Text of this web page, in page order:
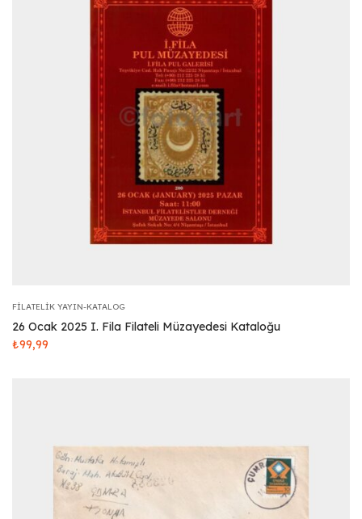
FILATELIK YAYIN-KATALOG
26 Ocak 2025 I. Fila Filateli Müzayedesi Kataloğu
₺99,99